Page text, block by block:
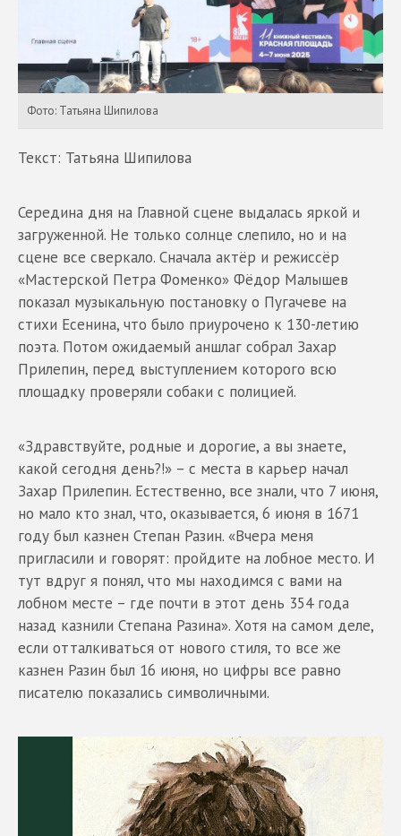
Фото: Татьяна Шипилова
Текст: Татьяна Шипилова
Середина дня на Главной сцене выдалась яркой и
загруженной. Не только солнце слепило, но и на
сцене все сверкало. Сначала актёр и режиссёр
«Мастерской Петра Фоменко» Фёдор Малышев
показал музыкальную постановку о Пугачеве на
стихи Есенина, что было приурочено к 130-летию
поэта. Потом ожидаемый аншлаг собрал Захар
Прилепин, перед выступлением которого всю
площадку проверяли собаки с полицией.
«Здравствуйте, родные и дорогие, а вы знаете,
какой сегодня день?!» – с места в карьер начал
Захар Прилепин. Естественно, все знали, что 7 июня,
но мало кто знал, что, оказывается, 6 июня в 1671
году был казнен Степан Разин. «Вчера меня
пригласили и говорят: пройдите на лобное место. И
тут вдруг я понял, что мы находимся с вами на
лобном месте – где почти в этот день 354 года
назад казнили Степана Разина». Хотя на самом деле,
если отталкиваться от нового стиля, то все же
казнен Разин был 16 июня, но цифры все равно
писателю показались символичными.